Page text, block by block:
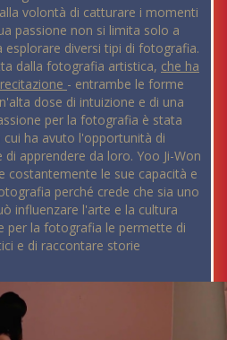
volontà di catturare i momenti
passione non si limita solo a
diversi tipi di fotografia.
dalla fotografia artistica, che ha
- entrambe le forme
dose di intuizione e di una
per la fotografia è stata
ha avuto l'opportunità di
apprendere da loro. Yoo Ji-Won
costantemente le sue capacità e
perché crede che sia uno
influenzare l'arte e la cultura
per la fotografia le permette di
e di raccontare storie